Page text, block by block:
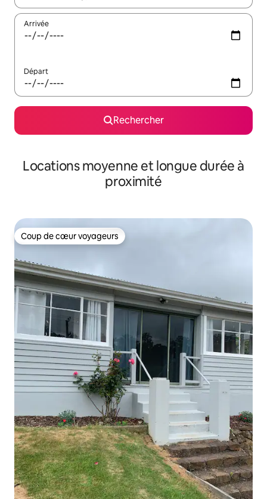
Arrivée
Départ
Rechercher
Locations moyenne et longue durée à
proximité
Coup de cœur voyageurs
Coup de cœur voyageurs